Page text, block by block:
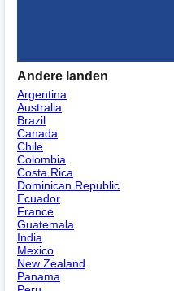
Andere landen
Argentina
Australia
Brazil
Canada
Chile
Colombia
Costa Rica
Dominican Republic
Ecuador
France
Guatemala
India
Mexico
New Zealand
Panama